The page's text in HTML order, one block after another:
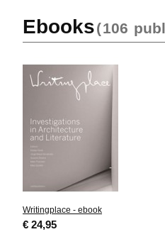
Ebooks(106
Writingplace - ebook
€ 24,95